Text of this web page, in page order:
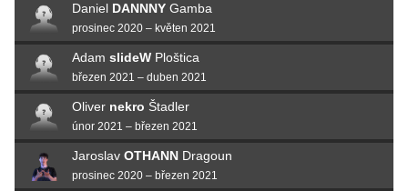
Daniel DANNNY Gamba
prosinec 2020 – květen 2021
Adam slideW Ploštica
březen 2021 – duben 2021
Oliver nekro Štadler
únor 2021 – březen 2021
Jaroslav OTHANN Dragoun
prosinec 2020 – březen 2021